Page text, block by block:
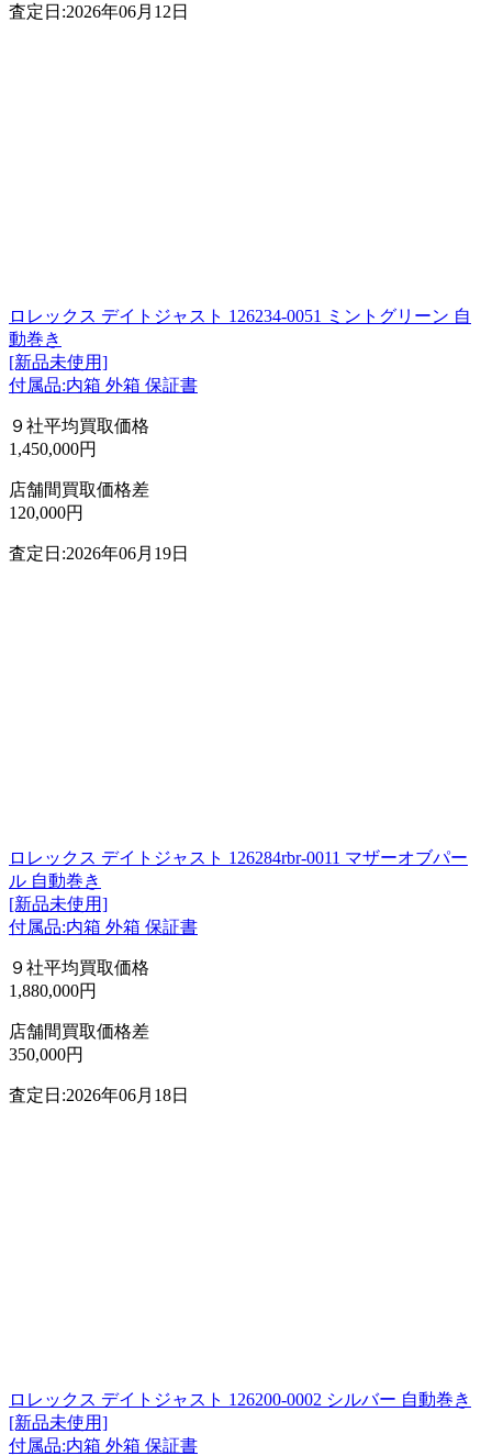
査定日:2026年06月12日
ロレックス デイトジャスト 126234-0051 ミントグリーン 自
動巻き
[新品未使用]
付属品:内箱 外箱 保証書
９社平均買取価格
1,450,000円
店舗間買取価格差
120,000円
査定日:2026年06月19日
ロレックス デイトジャスト 126284rbr-0011 マザーオブパー
ル 自動巻き
[新品未使用]
付属品:内箱 外箱 保証書
９社平均買取価格
1,880,000円
店舗間買取価格差
350,000円
査定日:2026年06月18日
ロレックス デイトジャスト 126200-0002 シルバー 自動巻き
[新品未使用]
付属品:内箱 外箱 保証書